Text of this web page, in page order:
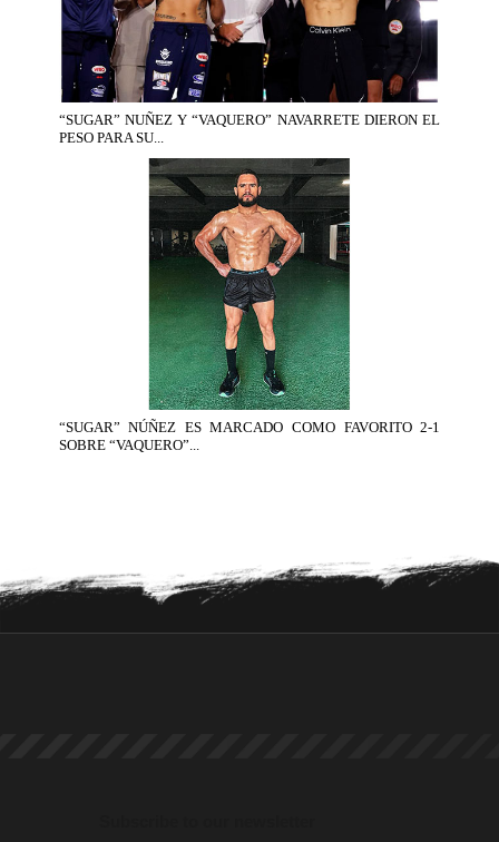
“SUGAR” NUÑEZ Y “VAQUERO” NAVARRETE DIERON EL
PESO PARA SU...
“SUGAR” NÚÑEZ ES MARCADO COMO FAVORITO 2-1
SOBRE “VAQUERO”...